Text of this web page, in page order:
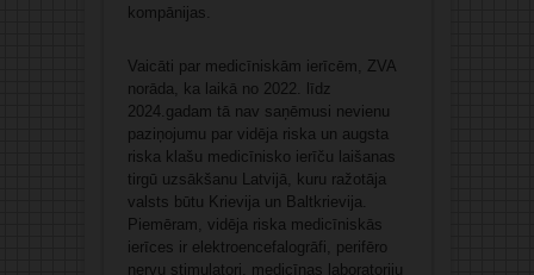
kompānijas.
Vaicāti par medicīniskām ierīcēm, ZVA
norāda, ka laikā no 2022. līdz
2024.gadam tā nav saņēmusi nevienu
paziņojumu par vidēja riska un augsta
riska klašu medicīnisko ierīču laišanas
tirgū uzsākšanu Latvijā, kuru ražotāja
valsts būtu Krievija un Baltkrievija.
Piemēram, vidēja riska medicīniskās
ierīces ir elektroencefalogrāfi, perifēro
nervu stimulatori, medicīnas laboratoriju